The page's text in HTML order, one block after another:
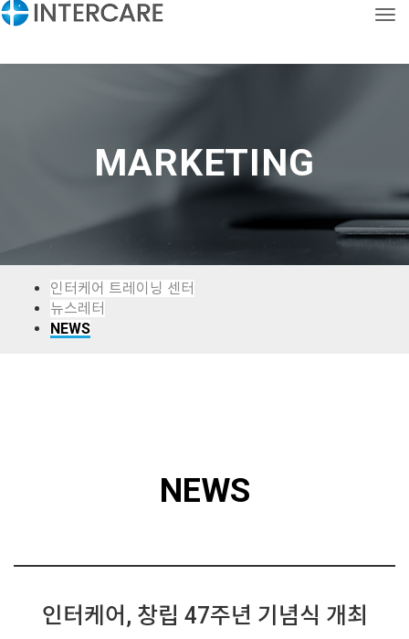
MARKETING
인터케어 트레이닝 센터
뉴스레터
NEWS
NEWS
인터케어, 창립 47주년 기념식 개최